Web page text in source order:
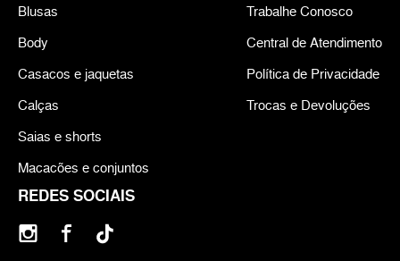
REDES SOCIAIS
Blusas
Body
Casacos e jaquetas
Calças
Saias e shorts
Macacões e conjuntos
Trabalhe Conosco
Central de Atendimento
Política de Privacidade
Trocas e Devoluções